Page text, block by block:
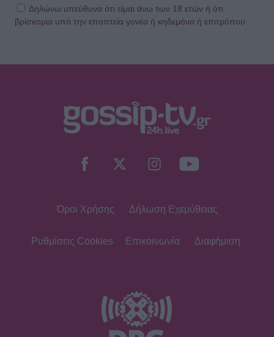
Δηλώνω υπεύθυνα ότι είμαι άνω των 18 ετών ή ότι
βρίσκομαι υπό την εποπτεία γονέα ή κηδεμόνα ή επιτρόπου
Όροι Χρήσης Δήλωση Εχεμύθειας
Ρυθμίσεις Cookies Επικοινωνία Διαφήμιση